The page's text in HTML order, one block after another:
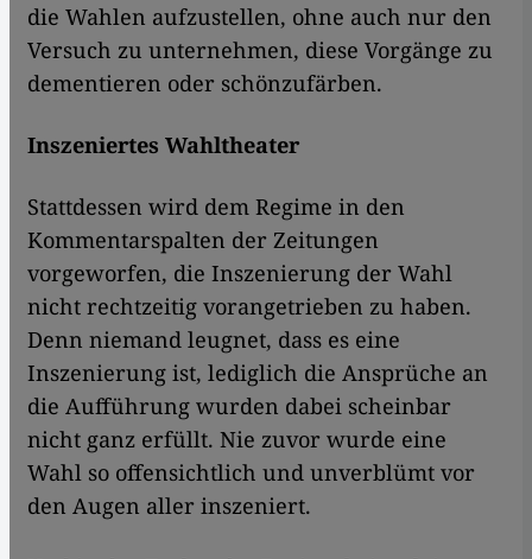
die Wahlen aufzustellen, ohne auch nur den
Versuch zu unternehmen, diese Vorgänge zu
dementieren oder schönzufärben.
Inszeniertes Wahltheater
Stattdessen wird dem Regime in den
Kommentarspalten der Zeitungen
vorgeworfen, die Inszenierung der Wahl
nicht rechtzeitig vorangetrieben zu haben.
Denn niemand leugnet, dass es eine
Inszenierung ist, lediglich die Ansprüche an
die Aufführung wurden dabei scheinbar
nicht ganz erfüllt. Nie zuvor wurde eine
Wahl so offensichtlich und unverblümt vor
den Augen aller inszeniert.